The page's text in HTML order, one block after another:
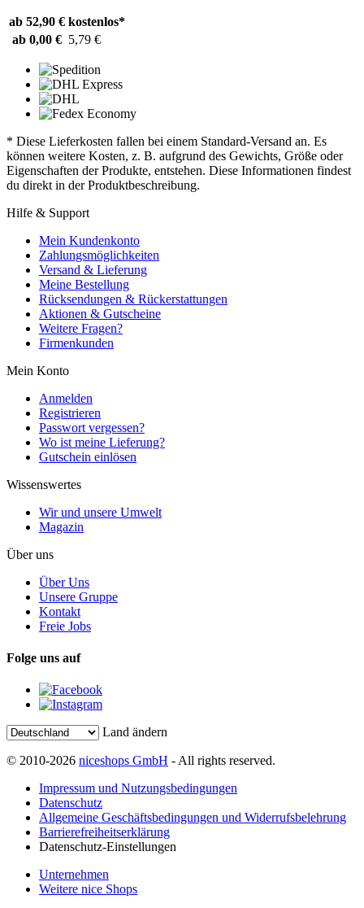
ab 52,90 € kostenlos*
ab 0,00 € 5,79 €
* Diese Lieferkosten fallen bei einem Standard-Versand an. Es
können weitere Kosten, z. B. aufgrund des Gewichts, Größe oder
Eigenschaften der Produkte, entstehen. Diese Informationen findest
du direkt in der Produktbeschreibung.
Hilfe & Support
Mein Kundenkonto
Zahlungsmöglichkeiten
Versand & Lieferung
Meine Bestellung
Rücksendungen & Rückerstattungen
Aktionen & Gutscheine
Weitere Fragen?
Firmenkunden
Mein Konto
Anmelden
Registrieren
Passwort vergessen?
Wo ist meine Lieferung?
Gutschein einlösen
Wissenswertes
Wir und unsere Umwelt
Magazin
Über uns
Über Uns
Unsere Gruppe
Kontakt
Freie Jobs
Folge uns auf
Land ändern
© 2010-2026 niceshops GmbH - All rights reserved.
Impressum und Nutzungsbedingungen
Datenschutz
Allgemeine Geschäftsbedingungen und Widerrufsbelehrung
Barrierefreiheitserklärung
Datenschutz-Einstellungen
Unternehmen
Weitere nice Shops